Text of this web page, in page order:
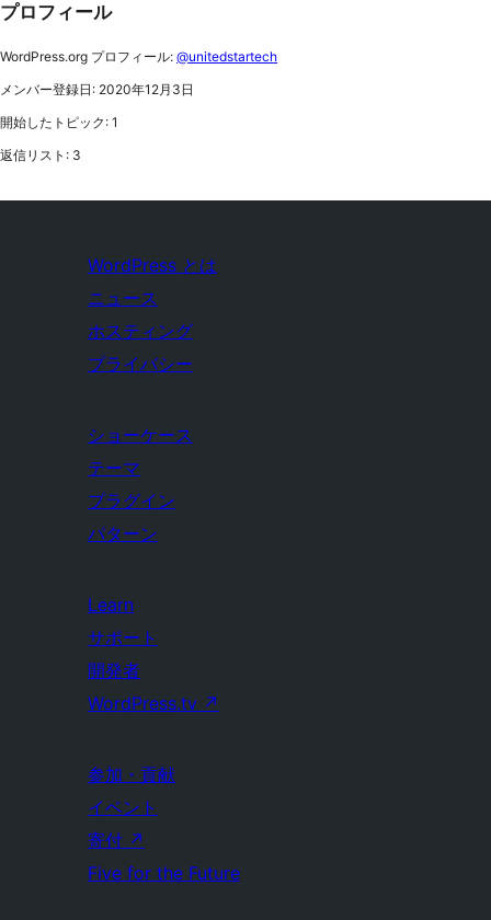
プロフィール
WordPress.org プロフィール: @unitedstartech
メンバー登録日: 2020年12月3日
開始したトピック: 1
返信リスト: 3
WordPress とは
ニュース
ホスティング
プライバシー
ショーケース
テーマ
プラグイン
パターン
Learn
サポート
開発者
WordPress.tv ↗
参加・貢献
イベント
寄付 ↗
Five for the Future